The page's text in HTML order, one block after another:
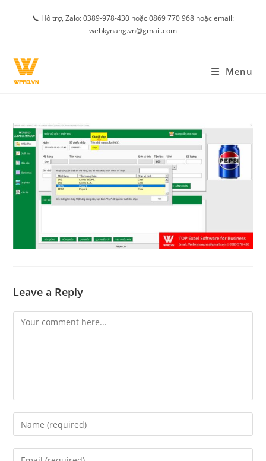
📞 Hỗ trợ, Zalo: 0389-978-430 hoặc 0869 770 968 hoặc email:
webkynang.vn@gmail.com
Menu
Leave a Reply
Comment
Enter
your
name
Enter